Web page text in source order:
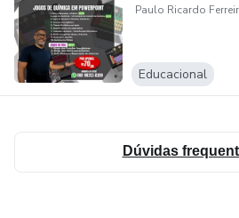
Educacional
Dúvidas